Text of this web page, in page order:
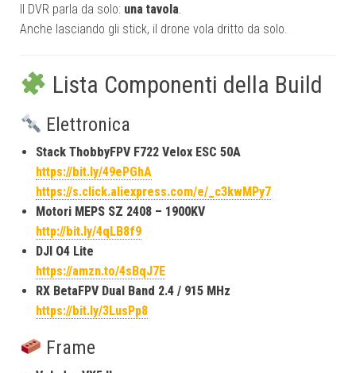
Il DVR parla da solo: una tavola
Anche lasciando gli stick, il drone vola dritto da solo.
Lista Componenti della Build
Elettronica
Stack ThobbyFPV F722 Velox ESC 50A
https://bit.ly/49ePGhA
https://s.click.aliexpress.com/e/_c3kwMPy7
Motori MEPS SZ 2408 – 1900KV
http://bit.ly/4qLB8f9
DJI O4 Lite
https://amzn.to/4sBqJ7E
RX BetaFPV Dual Band 2.4 / 915 MHz
https://bit.ly/3LusPp8
Frame